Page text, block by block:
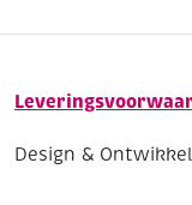
Design &